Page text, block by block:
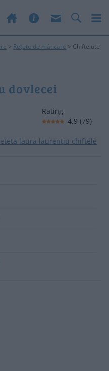
> Rețete de mâncare > Chiftelute
dovlecei
Rating
4.9 (79)